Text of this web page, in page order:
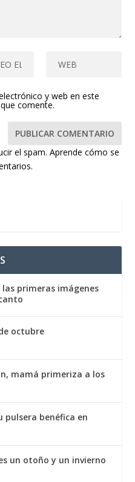
y web en este
comente.
el spam.Aprende cómo se
primeras imágenes
octubre
mamá primeriza a los
pulsera benéfica en
un otoño y un invierno